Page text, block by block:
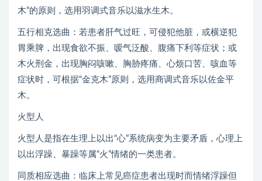
木”的原则，选用羽调式音乐以滋水生木。
五行相克选曲：若患者肝气过旺，可侵犯他脏，或横逆犯
胃乘脾，出现食欲不振、嗳气泛酸、腹痛下利等症状；或
木火刑金，出现胸闷咳嗽、胸胁疼痛、心烦口苦、咳血等
症状时，可根据“金克木”原则，选用商调式音乐以佐金平
木。
火型人
火型人是指在生理上以出“心”系统病变为主要矛盾，心理上
以出浮躁、暴躁等属“火”情绪的一类患者。
同质相应选曲：临床上常见癌症患者出现时而情绪浮躁但